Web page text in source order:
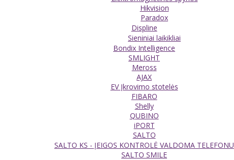
Hikvision
Paradox
Displine
Sieniniai laikikliai
Bondix Intelligence
SMLIGHT
Meross
AJAX
EV Įkrovimo stotelės
FIBARO
Shelly
QUBINO
iPORT
SALTO
SALTO KS - ĮEIGOS KONTROLĖ VALDOMA TELEFONU
SALTO SMILE